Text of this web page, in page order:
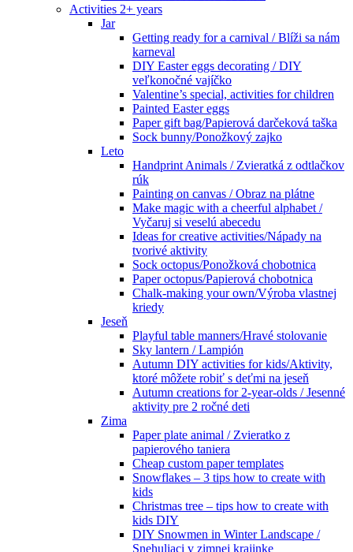
Activities 2+ years
Jar
Getting ready for a carnival / Blíži sa nám
karneval
DIY Easter eggs decorating / DIY
veľkonočné vajíčko
Valentine’s special, activities for children
Painted Easter eggs
Paper gift bag/Papierová darčeková taška
Sock bunny/Ponožkový zajko
Leto
Handprint Animals / Zvieratká z odtlačkov
rúk
Painting on canvas / Obraz na plátne
Make magic with a cheerful alphabet /
Vyčaruj si veselú abecedu
Ideas for creative activities/Nápady na
tvorivé aktivity
Sock octopus/Ponožková chobotnica
Paper octopus/Papierová chobotnica
Chalk-making your own/Výroba vlastnej
kriedy
Jeseň
Playful table manners/Hravé stolovanie
Sky lantern / Lampión
Autumn DIY activities for kids/Aktivity,
ktoré môžete robiť s deťmi na jeseň
Autumn creations for 2-year-olds / Jesenné
aktivity pre 2 ročné deti
Zima
Paper plate animal / Zvieratko z
papierového taniera
Cheap custom paper templates
Snowflakes – 3 tips how to create with
kids
Christmas tree – tips how to create with
kids DIY
DIY Snowmen in Winter Landscape /
Snehuliaci v zimnej krajinke